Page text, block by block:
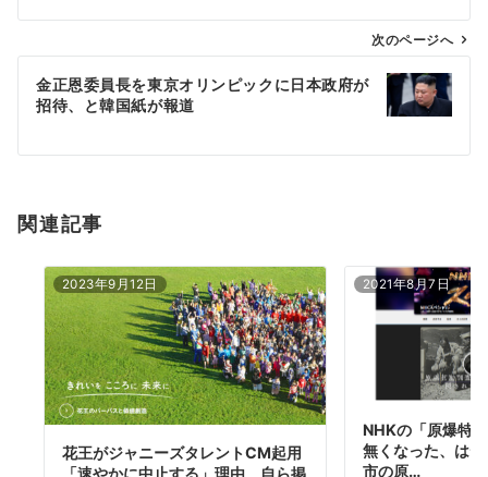
ビ
ン
次のページへ
金正恩委員長を東京オリンピックに日本政府が
招待、と韓国紙が報道
関連記事
2023年9月12日
花王がジャニーズタレントCM起用
「速やかに中止する」理由 自ら掲
2021年8月7日
NHKの「原爆特
無くなった、は
市の原…